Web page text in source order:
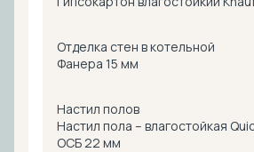
Отделка стен в котельной
Фанера 15 мм
Настил полов
Настил пола – влагостойкая
ОСБ 22 мм